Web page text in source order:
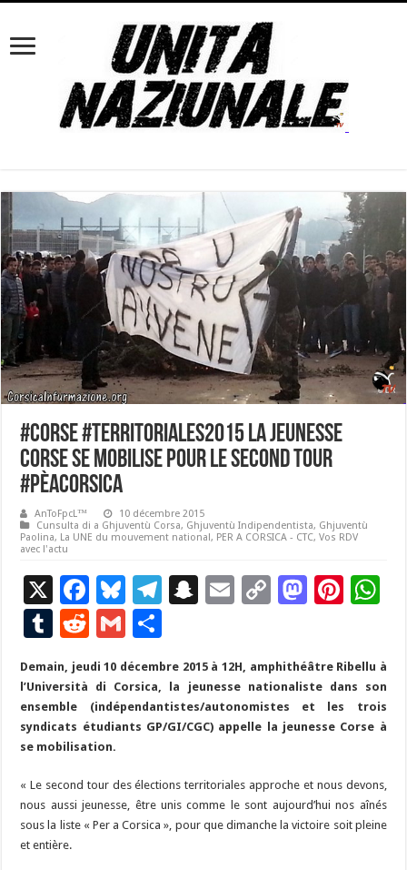
#Corse #Territoriales2015 La jeunesse
corse se mobilise pour le second tour
#PèACorsica
AnToFpcL™
10 décembre 2015
Cunsulta di a Ghjuventù Corsa, Ghjuventù Indipendentista, Ghjuventù
Paolina, La UNE du mouvement national, PER A CORSICA - CTC,Vos RDV
avec l'actu
X
F
ac
e
b
o
o
Bl
u
es
ky
T
gr
a
m
S
p
c
h
E
l
C
y
Li
n
M
d
o
n
Pi
es
p
p
T
u
m
bl
r
R
e
d
di
t
G
m
ai
l
ta
g
er
Demain, jeudi 10 décembre 2015 à 12H, amphithéâtre Ribellu à
l’Università di Corsica, la jeunesse nationaliste dans son
ensemble (indépendantistes/autonomistes et les trois
syndicats étudiants GP/GI/CGC) appelle la jeunesse Corse à
se mobilisation.
« Le second tour des élections territoriales approche et nous devons,
nous aussi jeunesse, être unis comme le sont aujourd’hui nos aînés
sous la liste « Per a Corsica », pour que dimanche la victoire soit pleine
etentière.